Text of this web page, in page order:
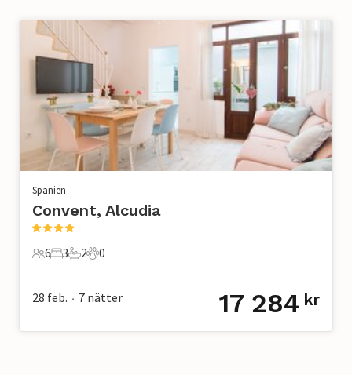
Spanien
Convent, Alcudia
6 Gäster
6
3 Sovrum
3
2 Badrum
2
0 Husdjur
0
28 feb. • 7 nätter 17 284 kr